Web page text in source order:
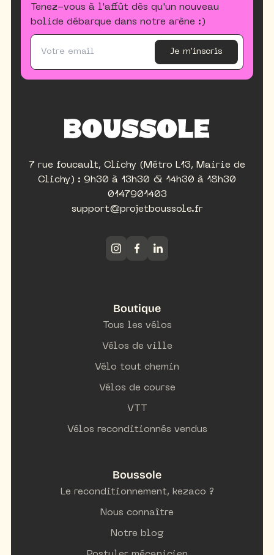
Tenez-vous à l'affût dès qu'un nouveau
bolide débarque dans notre arène :)
Je m'inscris
7 rue foucault, Clichy (Métro L13, Mairie de
Clichy) : 9h30 à 13h30 & 14h30 à 18h30
0147901403
support@projetboussole.fr
Boutique
Tous les vélos
Vélos de ville
Vélo tout chemin
Vélos de course
VTT
Vélos reconditionnés vendus
Boussole
Le reconditionnement, kezaco ?
Nous connaître
Notre blog